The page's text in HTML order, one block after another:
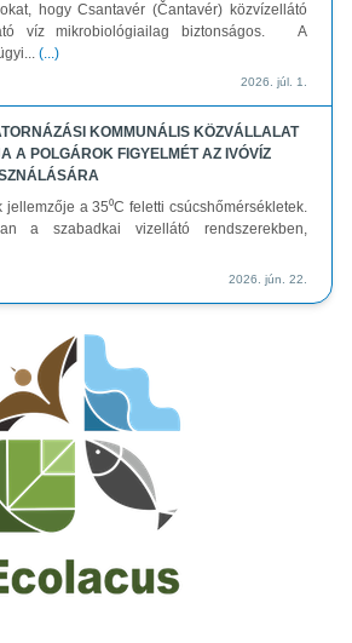
hogy Csantavér (Čantavér) közvízellátó
víz mikrobiológiailag biztonságos. A
(...)
2026. júl. 1.
KOMMUNÁLIS KÖZVÁLLALAT
A POLGÁROK FIGYELMÉT AZ IVÓVÍZ
a 35⁰C feletti csúcshőmérsékletek.
a szabadkai vizellátó rendszerekben,
2026. jún. 22.